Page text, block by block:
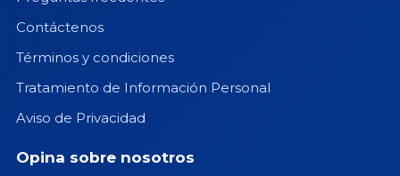
Contáctenos
Términos y condiciones
Tratamiento de Información Personal
Aviso de Privacidad
Opina sobre nosotros